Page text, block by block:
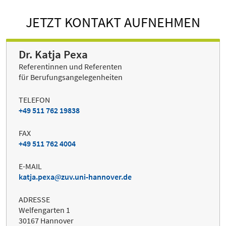
JETZT KONTAKT AUFNEHMEN
Dr. Katja Pexa
Referentinnen und Referenten
für Berufungsangelegenheiten
TELEFON
+49 511 762 19838
FAX
+49 511 762 4004
E-MAIL
katja.pexa
zuv.uni-hannover.de
ADRESSE
Welfengarten 1
30167 Hannover